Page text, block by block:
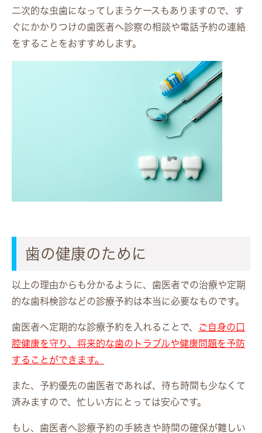
二次的な虫歯になってしまうケースもありますので、す
ぐにかかりつけの歯医者へ診察の相談や電話予約の連絡
をすることをおすすめします。
歯の健康のために
以上の理由からも分かるように、歯医者での治療や定期
的な歯科検診などの診療予約は本当に必要なものです。
歯医者へ定期的な診療予約を入れることで、
ご自身の口
腔健康を守り、将来的な歯のトラブルや健康問題を予防
することができます。
また、予約優先の歯医者であれば、待ち時間も少なくて
済みますので、忙しい方にとっては安心です。
もし、歯医者へ診療予約の手続きや時間の確保が難しい